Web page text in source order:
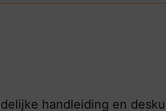
handleiding en